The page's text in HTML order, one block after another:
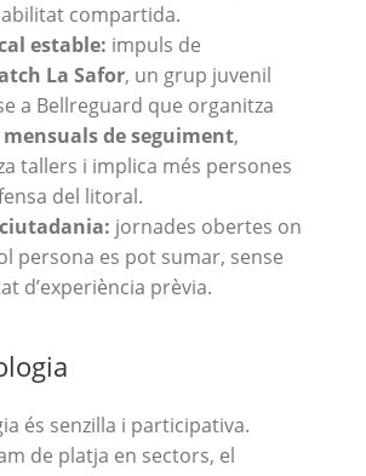
compartida.
estable: impuls de
La Safor, un grup juvenil
a Bellreguard que organitza
de seguiment,
tallers i implica més persones
del litoral.
jornades obertes on
persona es pot sumar, sense
d’experiència prèvia.
és senzilla i participativa.
de platja en sectors, el